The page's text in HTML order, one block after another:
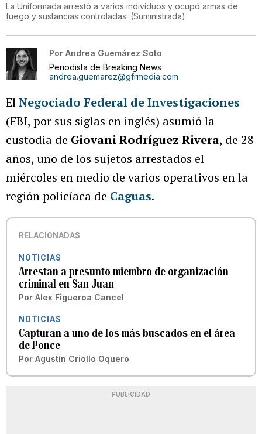
La Uniformada arrestó a varios individuos y ocupó armas de
fuego y sustancias controladas. (Suministrada)
Por Andrea Guemárez Soto
Periodista de Breaking News
andrea.guemarez@gfrmedia.com
ElNegociado Federal de Investigaciones
(FBI, por sus siglas en inglés) asumió la
custodia de Giovani Rodríguez Rivera, de 28
años, uno de los sujetos arrestados el
miércoles en medio de varios operativos en la
región policíaca de Caguas.
RELACIONADAS
NOTICIAS
Arrestan a presunto miembro de organización
criminal en San Juan
Por Alex Figueroa Cancel
NOTICIAS
Capturan a uno de los más buscados en el área
de Ponce
Por Agustín Criollo Oquero
PUBLICIDAD